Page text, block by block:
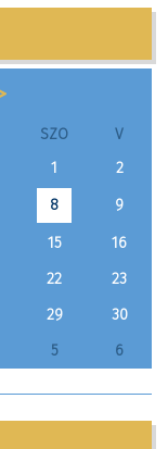
SZO
V
1
2
8 9
15
16
22
23
29
30
5 6